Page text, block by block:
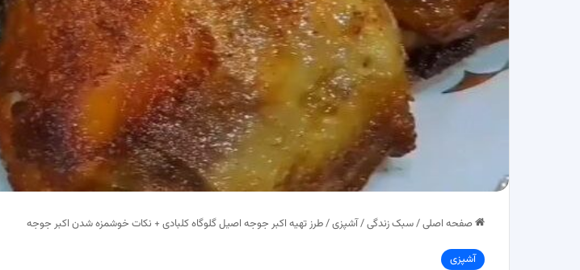
صفحه اصلی/سبک زندگی/آشپزی/طرز تهیه اکبر جوجه اصیل گلوگاه کلبادی + نکات خوشمزه شدن اکبر جوجه
آشپزی